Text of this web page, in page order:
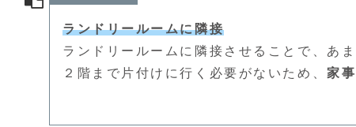
ランドリールームに隣接
ランドリールームに隣接させることで、あ
２階まで片付けに行く必要がないため、 家